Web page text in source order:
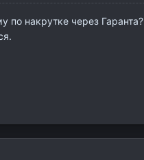
по накрутке через Гаранта?